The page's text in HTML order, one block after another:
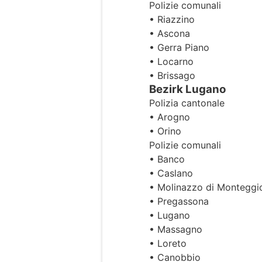
Polizie comunali
• Riazzino
• Ascona
• Gerra Piano
• Locarno
• Brissago
Bezirk Lugano
Polizia cantonale
• Arogno
• Orino
Polizie comunali
• Banco
• Caslano
• Molinazzo di
• Pregassona
• Lugano
• Massagno
• Loreto
• Canobbio